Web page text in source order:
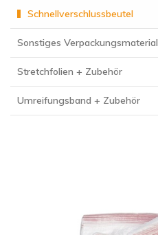
Schnellverschlussbeutel
Sonstiges Verpackungsmaterial
Stretchfolien + Zubehör
Umreifungsband + Zubehör